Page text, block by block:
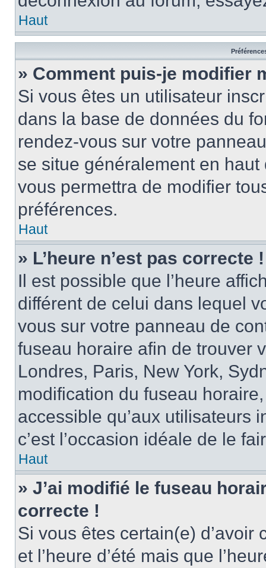
Haut
» Comment puis-je modifier
Si vous êtes un utilisateur
dans la base de données du
rendez-vous sur votre
se situe généralement en
vous permettra de modifier
préférences.
Haut
» L’heure n’est pas correcte !
Il est possible que l’heure
différent de celui dans lequel
vous sur votre panneau de
fuseau horaire afin de trouver
Londres, Paris, New York,
modification du fuseau
accessible qu’aux utilisateurs
c’est l’occasion idéale de le
Haut
» J’ai modifié le fuseau
correcte !
Si vous êtes certain(e)
et l’heure d’été mais que